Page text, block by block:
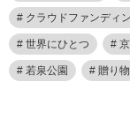
クラウドファンディ
世界にひとつ
若泉公園 贈り物